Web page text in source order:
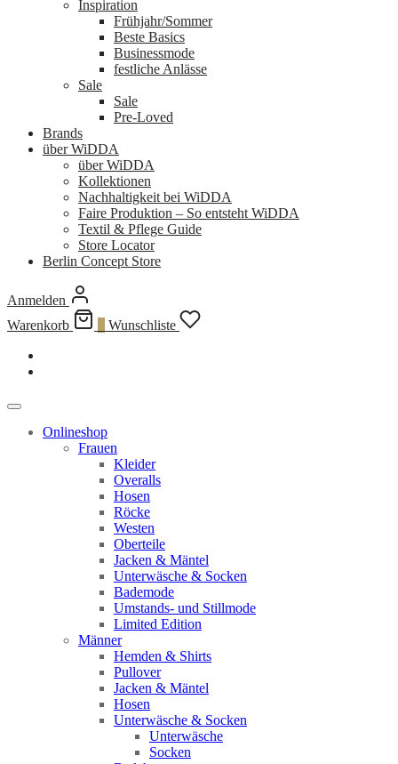
Inspiration
Frühjahr/Sommer
Beste Basics
Businessmode
festliche Anlässe
Sale
Sale
Pre-Loved
Brands
über WiDDA
über WiDDA
Kollektionen
Nachhaltigkeit bei WiDDA
Faire Produktion – So entsteht WiDDA
Textil & Pflege Guide
Store Locator
Berlin Concept Store
Anmelden
Warenkorb
Wunschliste
Onlineshop
Frauen
Kleider
Overalls
Hosen
Röcke
Westen
Oberteile
Jacken & Mäntel
Unterwäsche & Socken
Bademode
Umstands- und Stillmode
Limited Edition
Männer
Hemden & Shirts
Pullover
Jacken & Mäntel
Hosen
Unterwäsche & Socken
Unterwäsche
Socken